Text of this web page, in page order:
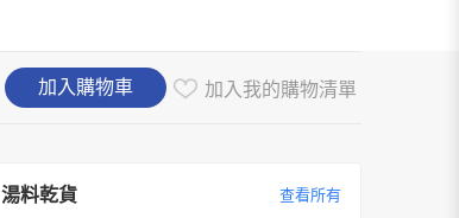
加入購物車 加入我的購物清單
湯料乾貨 查看所有